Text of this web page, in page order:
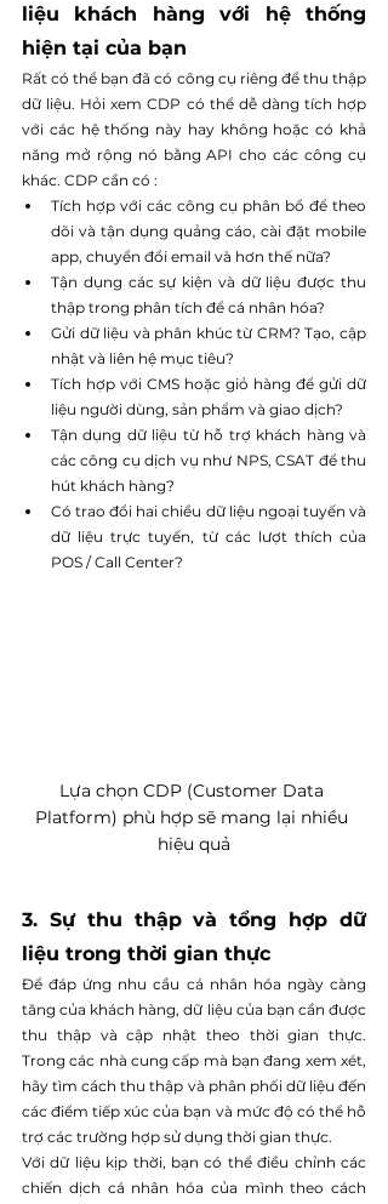
liệu khách hàng với hệ thống
hiện tại của bạn
Rất có thể bạn đã có công cụ riêng để thu thập
dữ liệu. Hỏi xem CDP có thể dễ dàng tích hợp
với các hệ thống này hay không hoặc có khả
năng mở rộng nó bằng API cho các công cụ
khác. CDP cần có :
Tích hợp với các công cụ phân bổ để theo
dõi và tận dụng quảng cáo, cài đặt mobile
app, chuyển đổi email và hơn thế nữa?
Tận dụng các sự kiện và dữ liệu được thu
thập trong phân tích để cá nhân hóa?
Gửi dữ liệu và phân khúc từ CRM? Tạo, cập
nhật và liên hệ mục tiêu?
Tích hợp với CMS hoặc giỏ hàng để gửi dữ
liệu người dùng, sản phẩm và giao dịch?
Tận dụng dữ liệu từ hỗ trợ khách hàng và
các công cụ dịch vụ như NPS, CSAT để thu
hút khách hàng?
Có trao đổi hai chiều dữ liệu ngoại tuyến và
dữ liệu trực tuyến, từ các lượt thích của
POS / Call Center?
Lựa chọn CDP (Customer Data
Platform) phù hợp sẽ mang lại nhiều
hiệu quả
3. Sự thu thập và tổng hợp dữ
liệu trong thời gian thực
Để đáp ứng nhu cầu cá nhân hóa ngày càng
tăng của khách hàng, dữ liệu của bạn cần được
thu thập và cập nhật theo thời gian thực.
Trong các nhà cung cấp mà bạn đang xem xét,
hãy tìm cách thu thập và phân phối dữ liệu đến
các điểm tiếp xúc của bạn và mức độ có thể hỗ
trợ các trường hợp sử dụng thời gian thực.
Với dữ liệu kịp thời, bạn có thể điều chỉnh các
chiến dịch cá nhân hóa của mình theo cách